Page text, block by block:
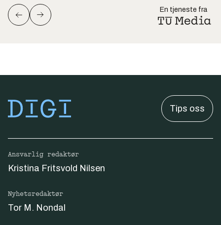
En tjeneste fra
Tips oss
Ansvarlig redaktør
Kristina Fritsvold Nilsen
Nyhetsredaktør
Tor M. Nondal